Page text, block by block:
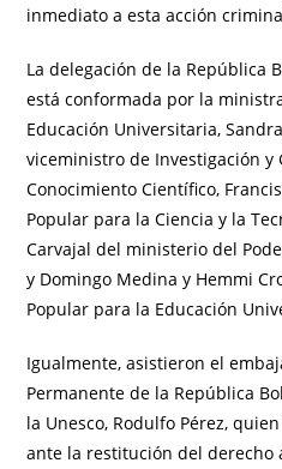
inmediato a esta acción
La delegación de la República
está conformada por la
Educación Universitaria,
viceministro de Investigación y
Conocimiento Científico,
Popular para la Ciencia y la
Carvajal del ministerio del
y Domingo Medina y Hemmi
Popular para la Educación
Igualmente, asistieron el
Permanente de la República
la Unesco, Rodulfo Pérez,
ante la restitución del derecho